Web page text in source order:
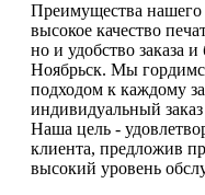
Преимущества нашего
высокое качество
но и удобство заказа
Ноябрьск. Мы
подходом к каждому
индивидуальный
Наша цель -
клиента, предложив
высокий уровень